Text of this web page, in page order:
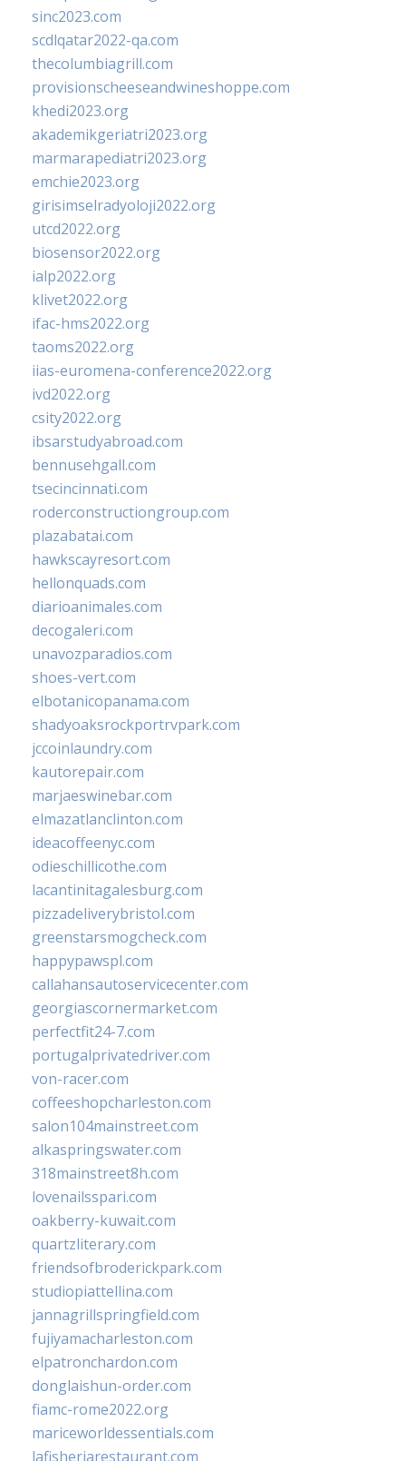
sinc2023.com
scdlqatar2022-qa.com
thecolumbiagrill.com
provisionscheeseandwineshoppe.com
khedi2023.org
akademikgeriatri2023.org
marmarapediatri2023.org
emchie2023.org
girisimselradyoloji2022.org
utcd2022.org
biosensor2022.org
ialp2022.org
klivet2022.org
ifac-hms2022.org
taoms2022.org
iias-euromena-conference2022.org
ivd2022.org
csity2022.org
ibsarstudyabroad.com
bennusehgall.com
tsecincinnati.com
roderconstructiongroup.com
plazabatai.com
hawkscayresort.com
hellonquads.com
diarioanimales.com
decogaleri.com
unavozparadios.com
shoes-vert.com
elbotanicopanama.com
shadyoaksrockportrvpark.com
jccoinlaundry.com
kautorepair.com
marjaeswinebar.com
elmazatlanclinton.com
ideacoffeenyc.com
odieschillicothe.com
lacantinitagalesburg.com
pizzadeliverybristol.com
greenstarsmogcheck.com
happypawspl.com
callahansautoservicecenter.com
georgiascornermarket.com
perfectfit24-7.com
portugalprivatedriver.com
von-racer.com
coffeeshopcharleston.com
salon104mainstreet.com
alkaspringswater.com
318mainstreet8h.com
lovenailsspari.com
oakberry-kuwait.com
quartzliterary.com
friendsofbroderickpark.com
studiopiattellina.com
jannagrillspringfield.com
fujiyamacharleston.com
elpatronchardon.com
donglaishun-order.com
fiamc-rome2022.org
mariceworldessentials.com
lafisheriarestaurant.com